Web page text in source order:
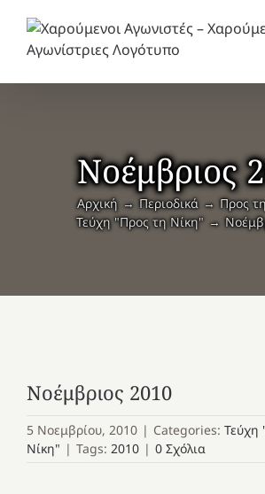
περιεχόμενο
Νοέμβριος
Αρχική Περιοδικά
Προς
Τεύχη "Προς τη Νίκη"
Νοέμβριος 2010
5 Νοεμβρίου, 2010 | Categories: Τεύχη
Νίκη" | Tags: 2010 | 0 Σχόλια